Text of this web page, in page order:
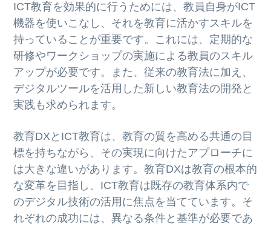
ICT教育を効果的に行うためには、教員自身がICT
機器を使いこなし、それを教育に活かすスキルを
持っていることが重要です。これには、定期的な
研修やワークショップの実施による教員のスキル
アップが必要です。また、従来の教育法に加え、
デジタルツールを活用した新しい教育法の開発と
実践も求められます。
教育DXとICT教育は、教育の質を高める共通の目
標を持ちながら、その実現に向けたアプローチに
は大きな違いがあります。教育DXは教育の根本的
な変革を目指し、ICT教育は既存の教育体系内で
のデジタル技術の活用に焦点を当てています。そ
れぞれの成功には、異なる条件と基準が必要であ